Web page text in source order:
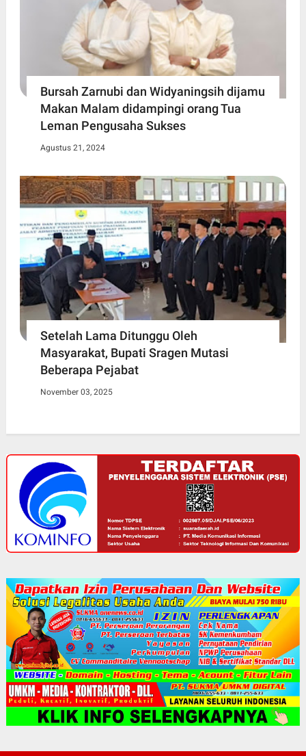
Bursah Zarnubi dan Widyaningsih dijamu
Makan Malam didampingi orang Tua
Leman Pengusaha Sukses
Agustus 21, 2024
Setelah Lama Ditunggu Oleh
Masyarakat, Bupati Sragen Mutasi
Beberapa Pejabat
November 03, 2025